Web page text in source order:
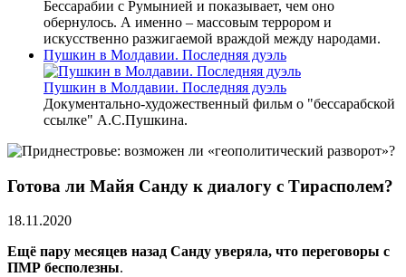
Бессарабии с Румынией и показывает, чем оно
обернулось. А именно – массовым террором и
искусственно разжигаемой враждой между народами.
Пушкин в Молдавии. Последняя дуэль
Пушкин в Молдавии. Последняя дуэль
Документально-художественный фильм о "бессарабской
ссылке" А.С.Пушкина.
Готова ли Майя Санду к диалогу с Тирасполем?
18.11.2020
Ещё пару месяцев назад Санду уверяла, что переговоры с
ПМР бесполезны.